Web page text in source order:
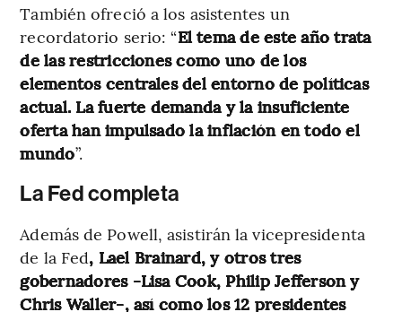
También ofreció a los asistentes un
recordatorio serio: “El tema de este año trata
de las restricciones como uno de los
elementos centrales del entorno de políticas
actual. La fuerte demanda y la insuficiente
oferta han impulsado la inflación en todo el
mundo”.
La Fed completa
Además de Powell, asistirán la vicepresidenta
de la Fed, Lael Brainard, y otros tres
gobernadores -Lisa Cook, Philip Jefferson y
Chris Waller-, así como los 12 presidentes